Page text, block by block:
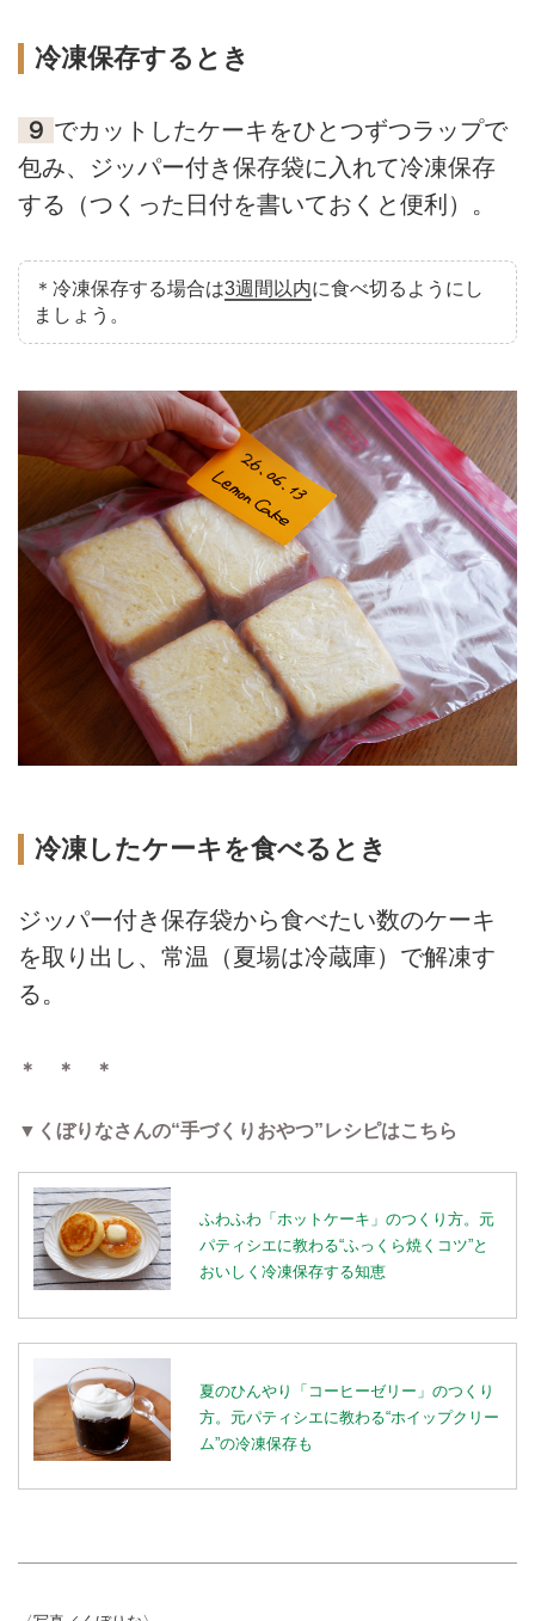
冷凍保存するとき
９ でカットしたケーキをひとつずつラップで
包み、ジッパー付き保存袋に入れて冷凍保存
する（つくった日付を書いておくと便利）。
＊冷凍保存する場合は3週間以内に食べ切るようにし
ましょう。
冷凍したケーキを食べるとき
ジッパー付き保存袋から食べたい数のケーキ
を取り出し、常温（夏場は冷蔵庫）で解凍す
る。
＊ ＊ ＊
▼くぼりなさんの“手づくりおやつ”レシピはこちら
ふわふわ「ホットケーキ」のつくり方。元
パティシエに教わる“ふっくら焼くコツ”と
おいしく冷凍保存する知恵
夏のひんやり「コーヒーゼリー」のつくり
方。元パティシエに教わる“ホイップクリー
ム”の冷凍保存も